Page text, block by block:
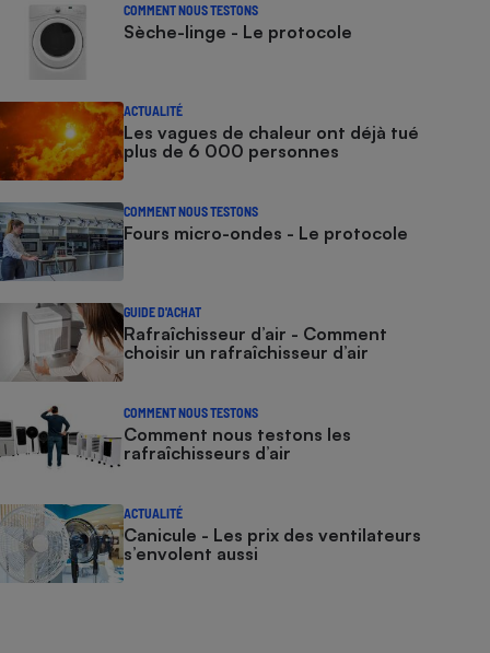
COMMENT NOUS TESTONS
Sèche-linge - Le protocole
ACTUALITÉ
Les vagues de chaleur ont déjà tué
plus de 6 000 personnes
COMMENT NOUS TESTONS
Fours micro-ondes - Le protocole
GUIDE D'ACHAT
Rafraîchisseur d’air - Comment
choisir un rafraîchisseur d’air
COMMENT NOUS TESTONS
Comment nous testons les
rafraîchisseurs d’air
ACTUALITÉ
Canicule - Les prix des ventilateurs
s’envolent aussi